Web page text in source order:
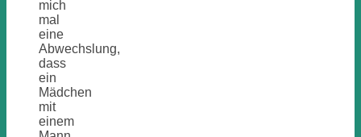
mich
mal
eine
Abwechslung,
dass
ein
Mädchen
mit
einem